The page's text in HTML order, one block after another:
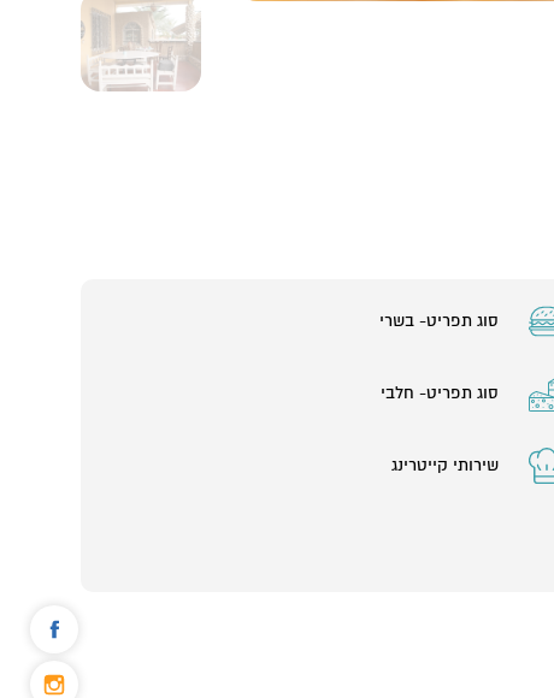
סוג תפריט- בשרי
סוג תפריט- חלבי
שירותי קייטרינג